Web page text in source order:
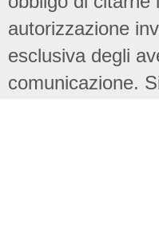
autorizzazione
esclusiva degli
comunicazione.